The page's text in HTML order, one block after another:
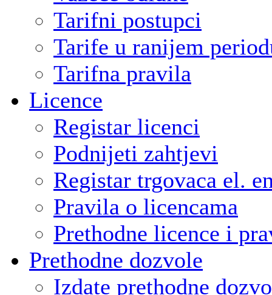
Tarifni postupci
Tarife u ranijem
Tarifna pravila
Licence
Registar licenci
Podnijeti zahtjevi
Registar trgovaca el.
Pravila o licencama
Prethodne licence i
Prethodne dozvole
Izdate prethodne